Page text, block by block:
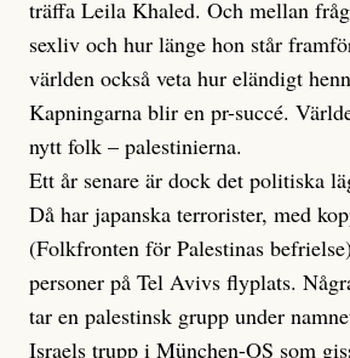
träffa Leila Khaled. Och mellan
sexliv och hur länge hon står
världen också veta hur eländigt
Kapningarna blir en pr-succé.
nytt folk – palestinierna.
Ett år senare är dock det politiska
Då har japanska terrorister, med
(Folkfronten för Palestinas
personer på Tel Avivs flyplats.
tar en palestinsk grupp under
Israels trupp i München-OS som